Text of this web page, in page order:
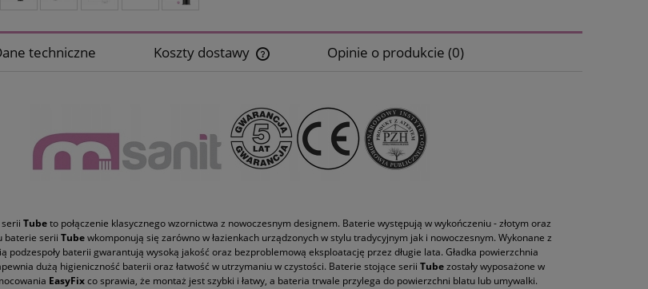
techniczne Koszty dostawy
płatności
Opinie o produkcie (0)
Tubeto połączenie klasycznego wzornictwa z nowoczesnym designem. Baterie występują w wykończeniu - złotym oraz
baterie serii Tubewkomponują się zarówno w łazienkach urządzonych w stylu tradycyjnym jak i nowoczesnym. Wykonane z
podzespoły baterii gwarantują wysoką jakość oraz bezproblemową eksploatację przez długie lata. Gładka powierzchnia
dużą higieniczność baterii oraz łatwość w utrzymaniu w czystości. Baterie stojące serii Tubezostały wyposażone w
EasyFixco sprawia, że montaż jest szybki i łatwy, a bateria trwale przylega do powierzchni blatu lub umywalki.